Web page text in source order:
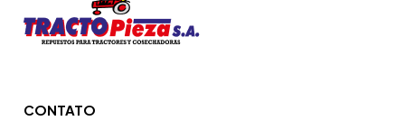
CONTATO